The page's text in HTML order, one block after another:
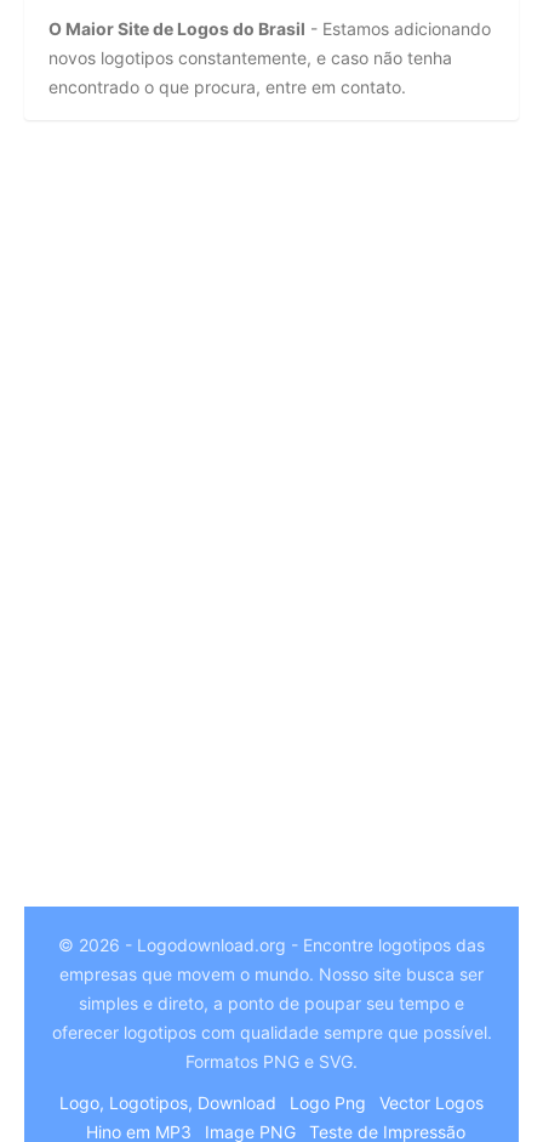
O Maior Site de Logos do Brasil - Estamos adicionando
novos logotipos constantemente, e caso não tenha
encontrado o que procura, entre em contato.
© 2026 - Logodownload.org - Encontre logotipos das
empresas que movem o mundo. Nosso site busca ser
simples e direto, a ponto de poupar seu tempo e
oferecer logotipos com qualidade sempre que possível.
Formatos PNG e SVG.
Logo, Logotipos, Download
Logo Png
Vector Logos
Hino em MP3
Image PNG Teste de Impressão
Italian
Hindi
German